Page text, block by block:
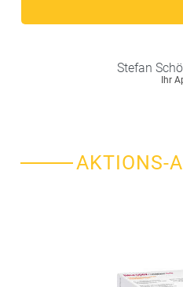
Stefan
Ihr
AKTIONS-